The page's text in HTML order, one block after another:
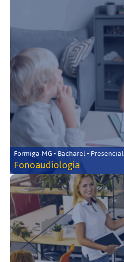
Formiga-MG • Bacharel • Presencial
Fonoaudiologia